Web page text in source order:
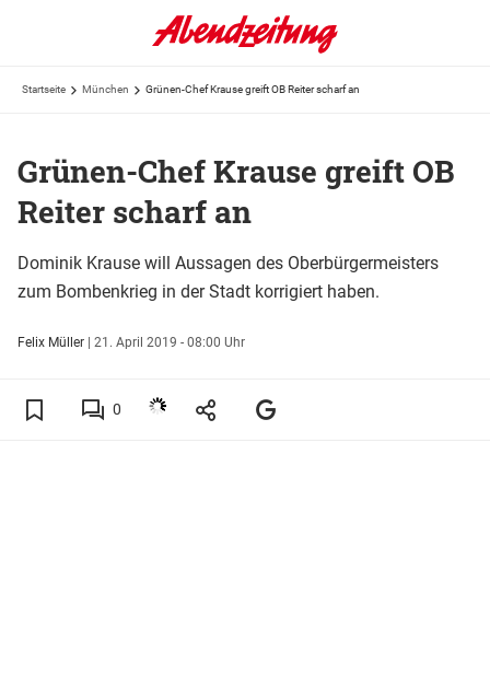
Startseite München Grünen-Chef Krause greift OB Reiter scharf an
Grünen-Chef Krause greift OB
Reiter scharf an
Dominik Krause will Aussagen des Oberbürgermeisters
zum Bombenkrieg in der Stadt korrigiert haben.
Felix Müller | 21. April 2019 - 08:00 Uhr
0